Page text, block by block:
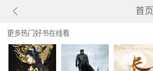
首页
更多热门好书在线看